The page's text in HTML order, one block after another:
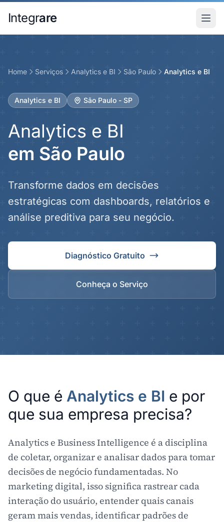
Integrare
Home Serviços Analytics e BI São Paulo Analytics e BI
Analytics e BI São Paulo - SP
Analytics e BI
em São Paulo
Transforme dados em decisões
estratégicas com dashboards, relatórios e
análise preditiva para seu negócio.
Diagnóstico Gratuito
Conheça o Serviço
O que é Analytics e BI e por
que sua empresa precisa?
Analytics e Business Intelligence é a disciplina
de coletar, organizar e analisar dados para tomar
decisões de negócio fundamentadas. No
marketing digital, isso significa rastrear cada
interação do usuário, entender quais canais
geram mais vendas, identificar padrões de